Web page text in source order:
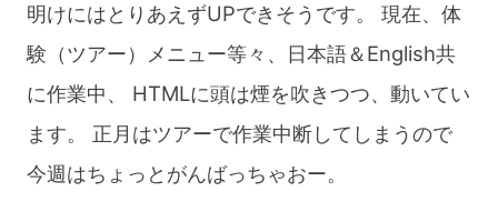
blog
明けにはとりあえずUPできそうです。 現在、体
験（ツアー）メニュー等々、日本語＆English共
に作業中、 HTMLに頭は煙を吹きつつ、動いてい
ます。 正月はツアーで作業中断してしまうので
今週はちょっとがんばっちゃおー。